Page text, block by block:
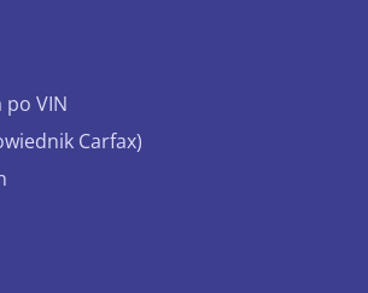
VIN
Carfax)